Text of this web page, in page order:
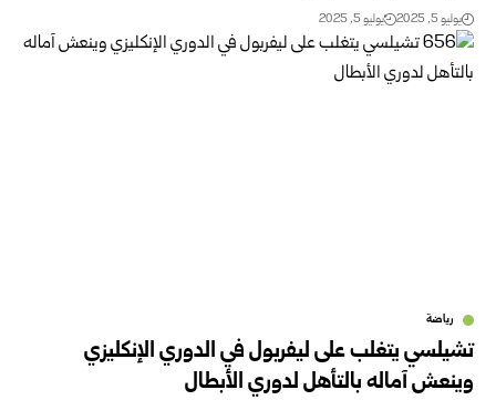
يوليو 5, 2025 يوليو 5, 2025
رياضة
تشيلسي يتغلب على ليفربول في الدوري الإنكليزي
وينعش آماله بالتأهل لدوري الأبطال